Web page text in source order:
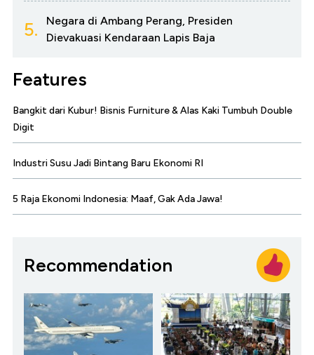
5.
Negara di Ambang Perang, Presiden
Dievakuasi Kendaraan Lapis Baja
Features
Bangkit dari Kubur! Bisnis Furniture & Alas Kaki Tumbuh Double
Digit
Industri Susu Jadi Bintang Baru Ekonomi RI
5 Raja Ekonomi Indonesia: Maaf, Gak Ada Jawa!
Recommendation